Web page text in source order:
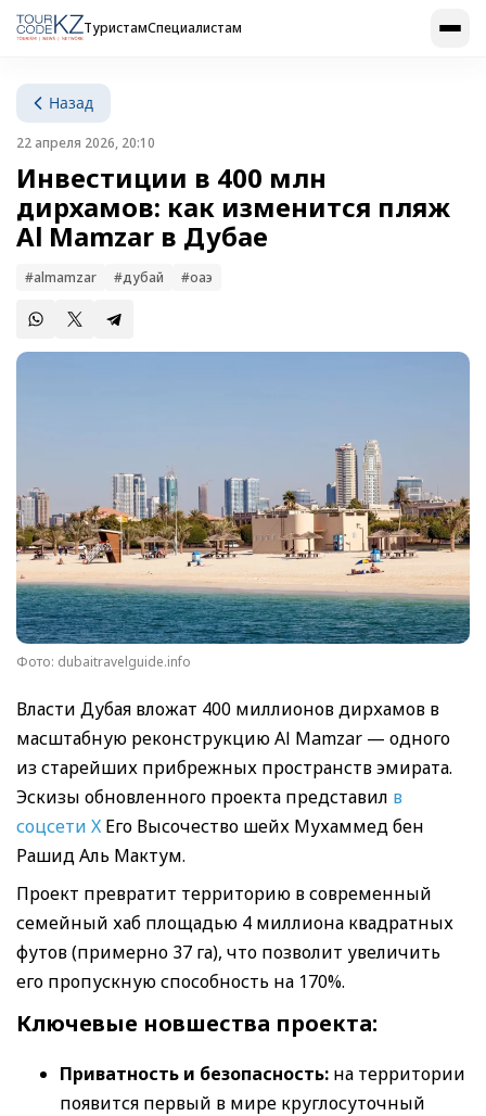
ТуристамСпециалистам
Назад
22 апреля 2026, 20:10
Инвестиции в 400 млн
дирхамов: как изменится пляж
Al Mamzar в Дубае
#almamzar #дубай #оаэ
Фото: dubaitravelguide.info
Власти Дубая вложат 400 миллионов дирхамов в
масштабную реконструкцию Al Mamzar — одного
из старейших прибрежных пространств эмирата.
Эскизы обновленного проекта представил в
соцсети X Его Высочество шейх Мухаммед бен
Рашид Аль Мактум.
Проект превратит территорию в современный
семейный хаб площадью 4 миллиона квадратных
футов (примерно 37 га), что позволит увеличить
его пропускную способность на 170%.
Ключевые новшества проекта:
Приватность и безопасность: на территории
появится первый в мире круглосуточный